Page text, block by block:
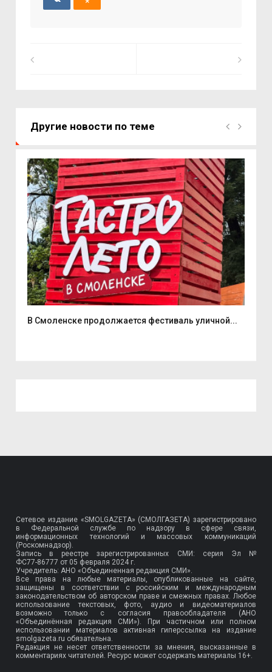
Другие новости по теме
В Смоленске продолжается фестиваль уличной...
Сетевое издание «SMOLGAZETA» (СМОЛГАЗЕТА) зарегистрировано
в Федеральной службе по надзору в сфере связи,
информационных технологий и массовых коммуникаций
(Роскомнадзор).
Запись в реестре зарегистрированных СМИ: серия Эл №
ФС77-86777 от 05 февраля 2024 г.
Учредитель: АНО «Объединенная редакция СМИ».
Все права на любые материалы, опубликованные на сайте,
защищены в соответствии с российским и международным
законодательством об авторском праве и смежных правах. Любое
использование текстовых, фото, аудио и видеоматериалов
возможно только с согласия правообладателя (АНО
«Объединённая редакция СМИ»). При частичном или полном
использовании материалов активная гиперссылка на издание
smolgazeta.ru обязательна.
Редакция не несет ответственности за мнения, высказанные в
комментариях читателей. Ресурс может содержать материалы 16+.